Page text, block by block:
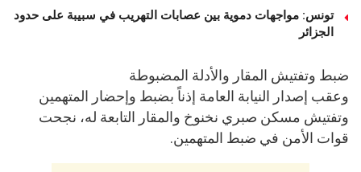
تونس: مواجهات دموية بين عصابات التهريب في سبيبة على حدود
الجزائر
ضبط وتفتيش المقار والأدلة المضبوطة
وعقب إصدار النيابة العامة إذناً بضبط وإحضار المتهمين
وتفتيش مسكن صبري نخنوخ والمقار التابعة له، نجحت
قوات الأمن في ضبط المتهمين.